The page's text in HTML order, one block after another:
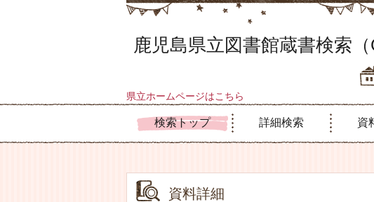
鹿児島県立図書館蔵書検索（
県立ホームページはこちら
検索トップ 詳細検索 資
資料詳細